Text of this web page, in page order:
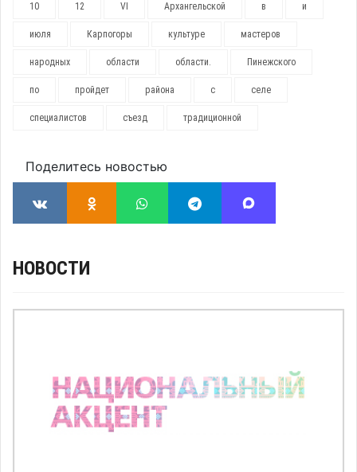
10 12 VI Архангельской в и
июля Карпогоры культуре мастеров
народных области области. Пинежского
по пройдет района с селе
специалистов съезд традиционной
Поделитесь новостью
НОВОСТИ